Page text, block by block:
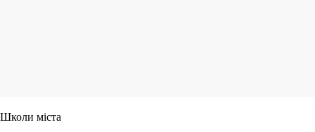
Школи міста